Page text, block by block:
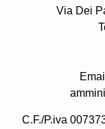
Via Dei
C.F./P.iva